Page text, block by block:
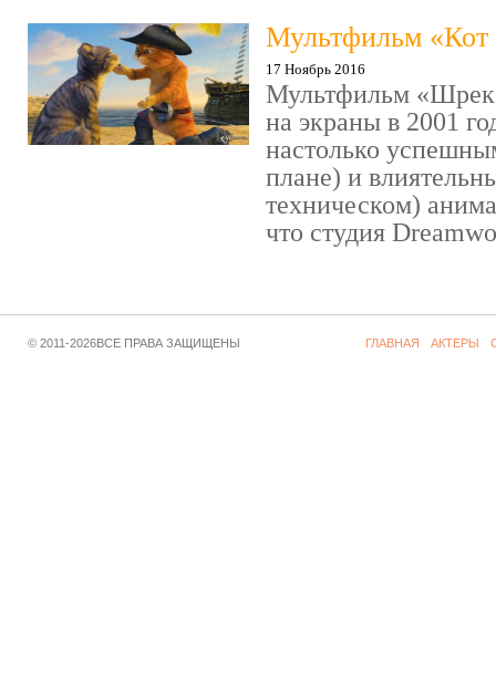
Мультфильм «Кот
17 Ноябрь 2016
Мультфильм
на экраны в 2001
настолько
плане) и
техническом)
что студия
© 2011-2026ВСЕ ПРАВА ЗАЩИЩЕНЫ ГЛАВНАЯ АКТЕРЫ